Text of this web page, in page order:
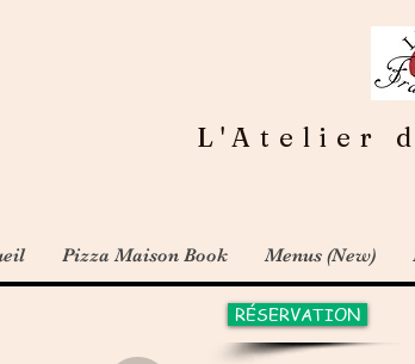
L'Atelier
Pizza Maison Book Menus (New)
RÉSERVATION